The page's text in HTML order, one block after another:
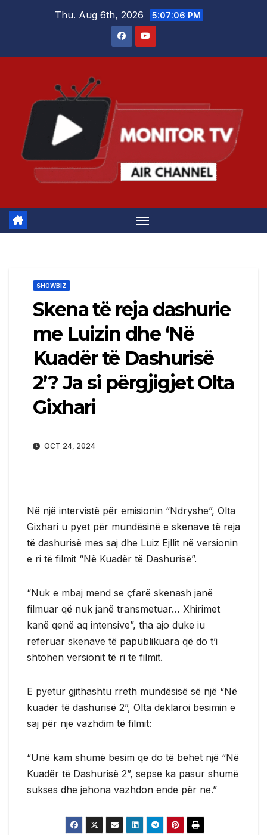
Thu. Aug 6th, 2026 5:07:06 PM
SHOWBIZ
Skena të reja dashurie
me Luizin dhe ‘Në
Kuadër të Dashurisë
2’? Ja si përgjigjet Olta
Gixhari
OCT 24, 2024
Në një intervistë për emisionin “Ndryshe”, Olta
Gixhari u pyet për mundësinë e skenave të reja
të dashurisë mes saj dhe Luiz Ejllit në versionin
e ri të filmit “Në Kuadër të Dashurisë”.
“Nuk e mbaj mend se çfarë skenash janë
filmuar që nuk janë transmetuar… Xhirimet
kanë qenë aq intensive”, tha ajo duke iu
referuar skenave të papublikuara që do t’i
shtohen versionit të ri të filmit.
E pyetur gjithashtu rreth mundësisë së një “Në
kuadër të dashurisë 2”, Olta deklaroi besimin e
saj për një vazhdim të filmit:
“Unë kam shumë besim që do të bëhet një “Në
Kuadër të Dashurisë 2”, sepse ka pasur shumë
sukses dhe jehona vazhdon ende për ne.”